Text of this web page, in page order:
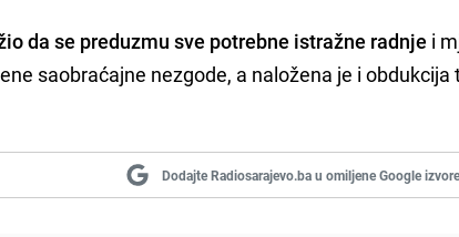
da se preduzmu sve potrebne istražne radnje i
saobraćajne nezgode, a naložena je i
Dodajte Radiosarajevo.ba u omiljene Google